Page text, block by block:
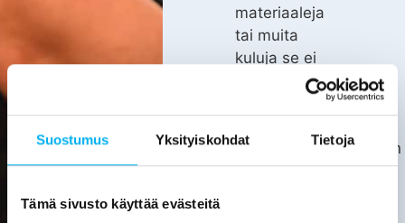
Suostumus Yksityiskohdat Tietoja
Tämä sivusto käyttää evästeitä
materiaaleja
tai muita
kuluja se ei
kotitalousvähennyksen
hakemisesta